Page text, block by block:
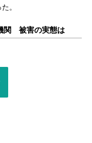
。
関 被害の実態は